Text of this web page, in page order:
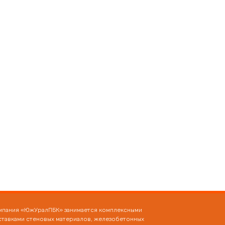
«ЮжУралПБК» занимается комплексными
стеновых материалов, железобетонных